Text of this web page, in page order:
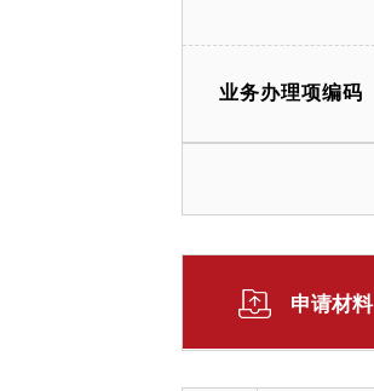
业务办理项编码
申请材料